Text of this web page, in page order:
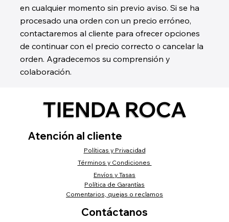
en cualquier momento sin previo aviso. Si se ha
procesado una orden con un precio erróneo,
contactaremos al cliente para ofrecer opciones
de continuar con el precio correcto o cancelar la
orden. Agradecemos su comprensión y
colaboración.
TIENDA ROCA
Atención al cliente
Políticas y Privacidad
Términos y Condiciones
Envíos y Tasas
Política de Garantías
Comentarios, quejas o reclamos
Contáctanos